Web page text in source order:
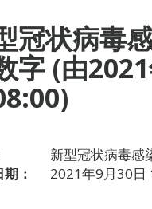
冠状病毒
字 (由
新型冠状病毒感
：
2021年9月30日